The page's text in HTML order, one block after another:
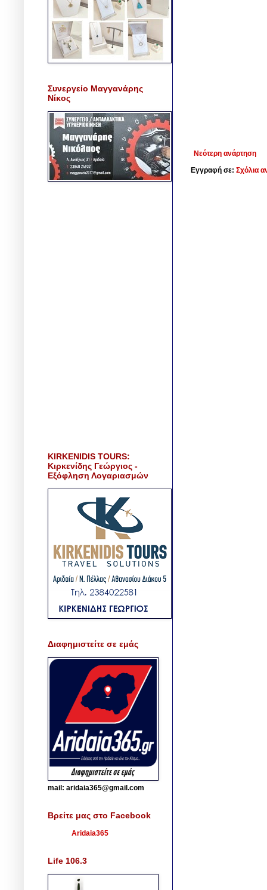
Νεότερη ανάρτηση
Εγγραφή σε: Σχόλια
Συνεργείο Μαγγανάρης
Νίκος
KIRKENIDIS TOURS:
Κιρκενίδης Γεώργιος -
Εξόφληση Λογαριασμών
Διαφημιστείτε σε εμάς
mail: aridaia365@gmail.com
Βρείτε μας στο Facebook
Aridaia365
Life 106.3